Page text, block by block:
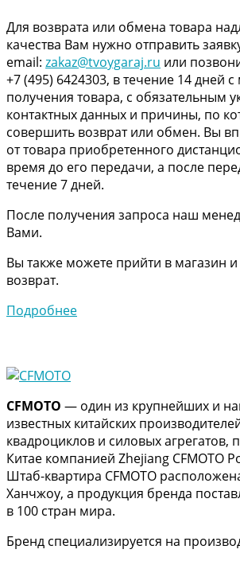
Для возврата или обмена товара
качества Вам нужно отправить
email: zakaz@tvoygaraj.ru или
+7 (495) 6424303, в течение 14 дней
получения товара, с обязательным
контактных данных и причины, по
совершить возврат или обмен. Вы
от товара приобретенного
время до его передачи, а после
течение 7 дней.
После получения запроса наш
Вами.
Вы также можете прийти в магазин и
возврат.
Подробнее
CFMOTO — один из крупнейших и
известных китайских
квадроциклов и силовых агрегатов,
Китае компанией Zhejiang CFMOTO
Штаб-квартира CFMOTO
Ханчжоу, а продукция бренда
в 100 стран мира.
Бренд специализируется на